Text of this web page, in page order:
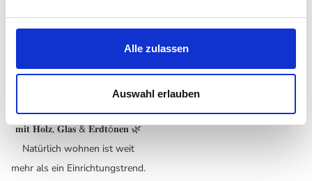
Alle zulassen
Auswahl erlauben
🌿 𝐍𝐞𝐮 𝐢𝐦 𝐌𝐚𝐠𝐚𝐳𝐢𝐧: 𝐍𝐚𝐭ü𝐫𝐥𝐢𝐜𝐡
𝐰𝐨𝐡𝐧𝐞𝐧 – 𝐰𝐢𝐫𝐤𝐥𝐢𝐜𝐡 𝐜𝐨𝐨𝐥𝐞 𝐈𝐝𝐞𝐞𝐧
𝐦𝐢𝐭 𝐇𝐨𝐥𝐳, 𝐆𝐥𝐚𝐬 & 𝐄𝐫𝐝𝐭ö𝐧𝐞𝐧 🌿
Natürlich wohnen ist weit
mehr als ein Einrichtungstrend.